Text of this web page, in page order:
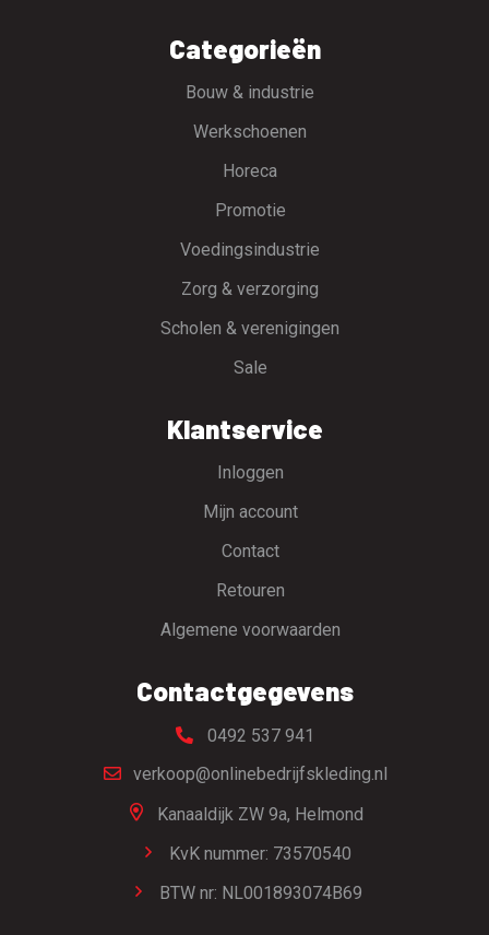
Categorieën
Bouw & industrie
Werkschoenen
Horeca
Promotie
Voedingsindustrie
Zorg & verzorging
Scholen & verenigingen
Sale
Klantservice
Inloggen
Mijn account
Contact
Retouren
Algemene voorwaarden
Contactgegevens
0492 537 941
verkoop@onlinebedrijfskleding.nl
Kanaaldijk ZW 9a, Helmond
KvK nummer: 73570540
BTW nr: NL001893074B69